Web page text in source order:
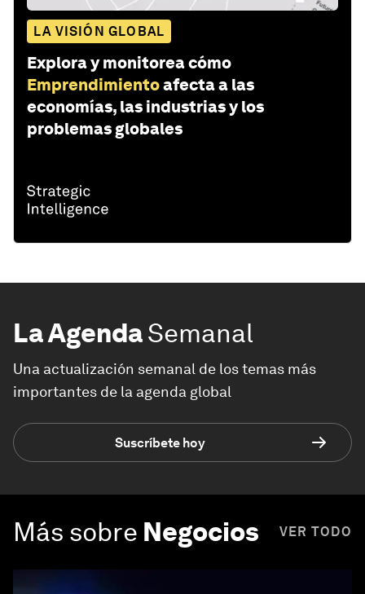
LA VISIÓN GLOBAL
Explora y monitorea cómo
Emprendimientoafecta a las
economías, las industrias y los
problemas globales
La AgendaSemanal
Una actualización semanal de los temas más
importantes de la agenda global
Suscríbete hoy
Más sobre Negocios VER TODO